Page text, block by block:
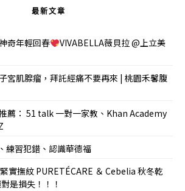
最新文章
奇年輕回春
VIVABELLA薇貝拉 @上立美
宮肌腺瘤，拜託經痛不要再來 | 桃園禾馨腹
薦： 51 talk 一對一家教、Khan Academy
練習犯錯、認識華德福
實撫紋 PURETÉCARE ＆ Cebelia 秋冬乾
是損失！！！